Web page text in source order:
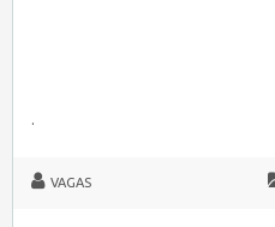
.
VAGAS